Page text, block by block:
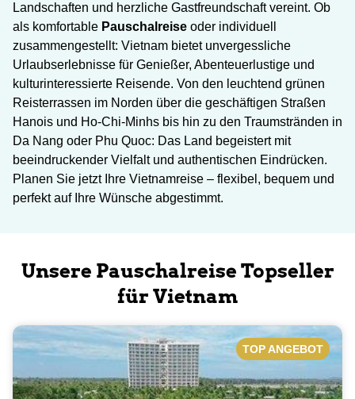
Landschaften und herzliche Gastfreundschaft vereint. Ob
als komfortable Pauschalreise oder individuell
zusammengestellt: Vietnam bietet unvergessliche
Urlaubserlebnisse für Genießer, Abenteuerlustige und
kulturinteressierte Reisende. Von den leuchtend grünen
Reisterrassen im Norden über die geschäftigen Straßen
Hanois und Ho-Chi-Minhs bis hin zu den Traumstränden in
Da Nang oder Phu Quoc: Das Land begeistert mit
beeindruckender Vielfalt und authentischen Eindrücken.
Planen Sie jetzt Ihre Vietnamreise – flexibel, bequem und
perfekt auf Ihre Wünsche abgestimmt.
Unsere Pauschalreise Topseller
für Vietnam
TOP ANGEBOT